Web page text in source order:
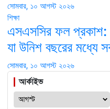
সোমবার, ১০ আগস্ট ২০২৬
শিক্ষা
এসএসসির ফল প্রকাশ:
যা উনিশ বছরের মধ্যে
সোমবার, ১০ আগস্ট ২০২৬
আর্কাইভ